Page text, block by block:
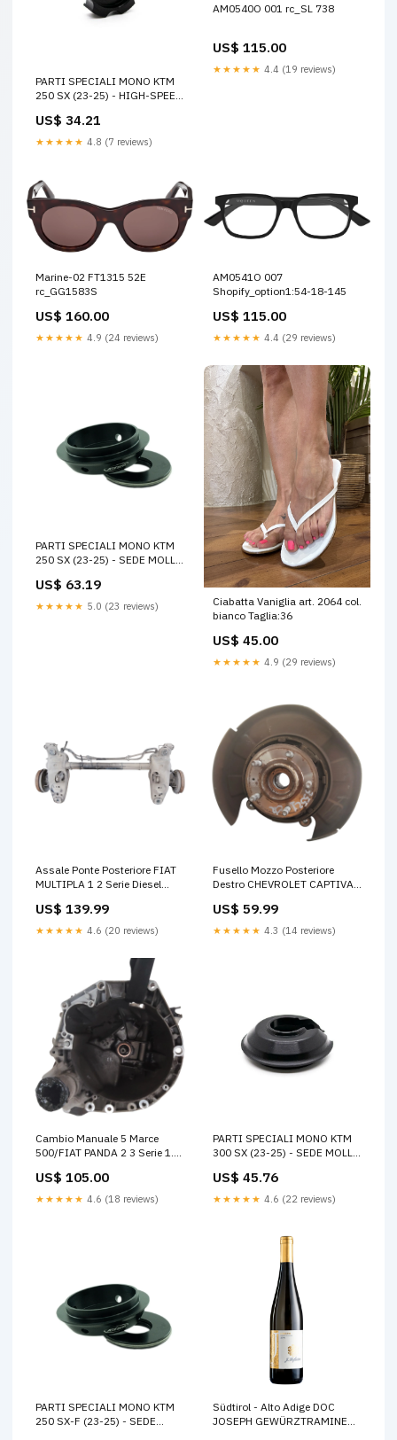
PARTI SPECIALI MONO KTM
250 SX (23-25) - HIGH-SPEED
2007-esi6380498
US$ 34.21
★★★★★ 4.8 (7 reviews)
AM0540O 001 rc_SL 738
US$ 115.00
★★★★★ 4.4 (19 reviews)
Marine-02 FT1315 52E
rc_GG1583S
US$ 160.00
★★★★★ 4.9 (24 reviews)
AM0541O 007
Shopify_option1:54-18-145
US$ 115.00
★★★★★ 4.4 (29 reviews)
PARTI SPECIALI MONO KTM
250 SX (23-25) - SEDE MOLLA
2001-esi4776364
US$ 63.19
★★★★★ 5.0 (23 reviews)
Ciabatta Vaniglia art. 2064 col.
bianco Taglia:36
US$ 45.00
★★★★★ 4.9 (29 reviews)
Assale Ponte Posteriore FIAT
MULTIPLA 1 2 Serie Diesel
US$ 139.99
★★★★★ 4.6 (20 reviews)
Fusello Mozzo Posteriore
Destro CHEVROLET CAPTIVA
US$ 59.99
★★★★★ 4.3 (14 reviews)
Cambio Manuale 5 Marce
500/FIAT PANDA 2 3 Serie 1.2
63217165826
US$ 105.00
★★★★★ 4.6 (18 reviews)
PARTI SPECIALI MONO KTM
300 SX (23-25) - SEDE MOLLA
2023-esi2188828
US$ 45.76
★★★★★ 4.6 (22 reviews)
PARTI SPECIALI MONO KTM
250 SX-F (23-25) - SEDE
Südtirol - Alto Adige DOC
JOSEPH GEWÜRZTRAMINER